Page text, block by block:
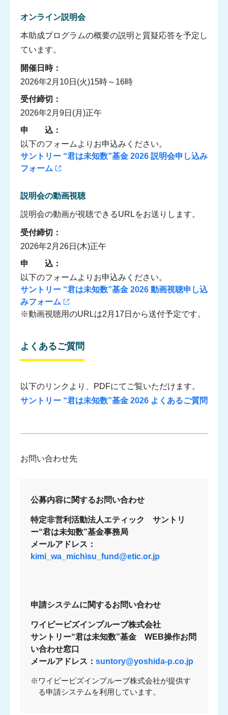
マガジン
オンライン説明会
本助成プログラムの概要の説明と質疑応答を予定し
ています。
開催日時：
2026年2月10日(火)15時～16時
受付締切：
2026年2月9日(月)正午
申 込：
以下のフォームよりお申込みください。
サントリー “君は未知数”基金 2026 説明会申し込み
フォーム
説明会の動画視聴
説明会の動画が視聴できるURLをお送りします。
受付締切：
2026年2月26日(木)正午
申 込：
以下のフォームよりお申込みください。
サントリー “君は未知数”基金 2026 動画視聴申し込
みフォーム
※動画視聴用のURLは2月17日から送付予定です。
よくあるご質問
以下のリンクより、PDFにてご覧いただけます。
サントリー “君は未知数”基金 2026 よくあるご質問
お問い合わせ先
公募内容に関するお問い合わせ
特定非営利活動法人エティック サントリ
ー“君は未知数”基⾦事務局
メールアドレス：
kimi_wa_michisu_fund@etic.or.jp
申請システムに関するお問い合わせ
ワイピービズインプルーブ株式会社
サントリー“君は未知数”基金 WEB操作お問
い合わせ窓口
メールアドレス： suntory@yoshida-p.co.jp
※ワイピービズインプルーブ株式会社が提供す
る申請システムを利用しています。